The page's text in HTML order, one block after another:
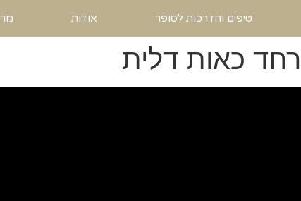
טיפים והדרכות לסופר אודות
כאות דלית